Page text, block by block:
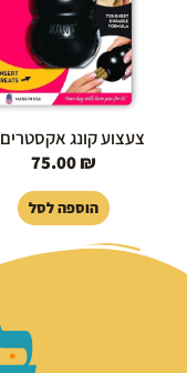
צעצוע קונג אקסטרים M
75.00₪
הוספה לסל